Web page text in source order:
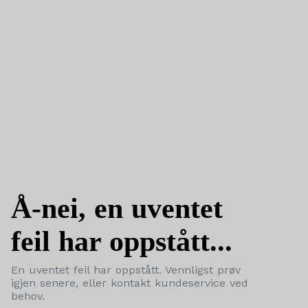
Å-nei, en uventet
feil har oppstått...
En uventet feil har oppstått. Vennligst prøv
igjen senere, eller kontakt kundeservice ved
behov.